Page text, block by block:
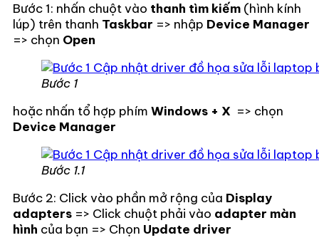
Bước 1: nhấn chuột vào thanh tìm kiếm (hình kính
lúp) trên thanh Taskbar => nhập Device Manager
=> chọn Open
Bước 1
hoặc nhấn tổ hợp phím Windows + X => chọn
Device Manager
Bước 1.1
Bước 2: Click vào phần mở rộng của Display
adapters => Click chuột phải vào adapter màn
hình của bạn => Chọn Update driver